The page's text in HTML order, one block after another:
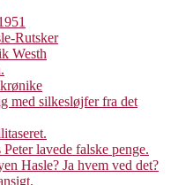
Rutsker
Westh
med silkesløjfer fra det
lavede falske penge.
Hasle? Ja hvem ved det?